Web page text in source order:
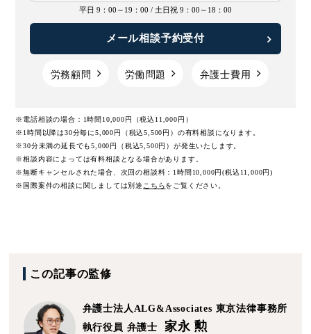
平日 9：00～19：00 / 土日祝 9：00～18：00
メール相談予約受付
労務顧問 労働問題 弁護士費用
※電話相談の場合：1時間10,000円（税込11,000円）
※1時間以降は30分毎に5,000円（税込5,500円）の有料相談になります。
※30分未満の延長でも5,000円（税込5,500円）が発生いたします。
※相談内容によっては有料相談となる場合があります。
※無断キャンセルされた場合、次回の相談料：1時間10,000円(税込11,000円)
※国際案件の相談に関しましては別途 こちらをご覧ください。
この記事の監修
弁護士法人ALG&Associates 東京法律事務所
執行役員 弁護士
家永 勲